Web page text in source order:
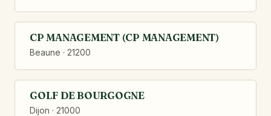
CP MANAGEMENT (CP MANAGEMENT)
Beaune · 21200
GOLF DE BOURGOGNE
Dijon · 21000